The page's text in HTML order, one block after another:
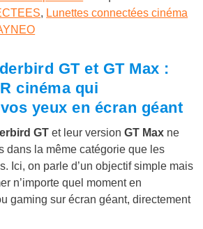
, Lunettes connectées cinéma
GT et GT Max :
cinéma qui
yeux en écran géant
GT et leur versionGT Max ne
dans la même catégorie que les
Ici, on parle d’un objectif simple mais
n’importe quel moment en
gaming sur écran géant, directement